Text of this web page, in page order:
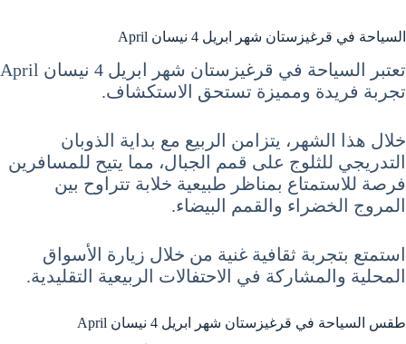
السياحة في قرغيزستان شهر ابريل 4 نيسان April
تعتبر السياحة في قرغيزستان شهر ابريل 4 نيسان April
تجربة فريدة ومميزة تستحق الاستكشاف.
خلال هذا الشهر، يتزامن الربيع مع بداية الذوبان
التدريجي للثلوج على قمم الجبال، مما يتيح للمسافرين
فرصة للاستمتاع بمناظر طبيعية خلابة تتراوح بين
المروج الخضراء والقمم البيضاء.
استمتع بتجربة ثقافية غنية من خلال زيارة الأسواق
المحلية والمشاركة في الاحتفالات الربيعية التقليدية.
طقس السياحة في قرغيزستان شهر ابريل 4 نيسان April